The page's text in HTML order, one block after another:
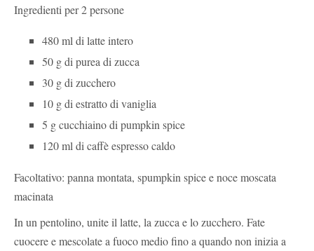
Ingredienti per 2 persone
480 ml di latte intero
50 g di purea di zucca
30 g di zucchero
10 g di estratto di vaniglia
5 g cucchiaino di pumpkin spice
120 ml di caffè espresso caldo
Facoltativo: panna montata, spumpkin spice e noce moscata
macinata
In un pentolino, unite il latte, la zucca e lo zucchero. Fate
cuocere e mescolate a fuoco medio fino a quando non inizia a